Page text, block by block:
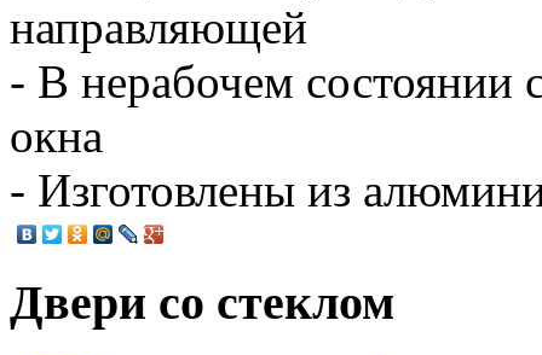
направляющей
- В нерабочем состоянии
окна
- Изготовлены из
Двери со стеклом